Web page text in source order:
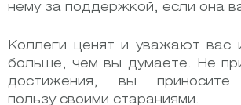
нему за поддержкой, если она
Коллеги ценят и уважают вас
больше, чем вы думаете. Не
достижения, вы приносите
пользу своими стараниями.